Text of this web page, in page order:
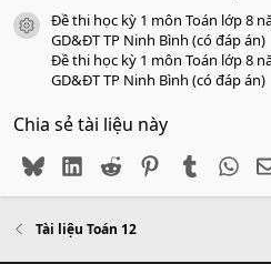
icon tài liệu
Đề thi học kỳ 1 môn Toán lớp 8
GD&ĐT TP Ninh Bình (có đáp án)
Đề thi học kỳ 1 môn Toán lớp 8
GD&ĐT TP Ninh Bình (có đáp án)
Chia sẻ tài liệu này
BlueskyLinkedIn
Reddit PinterestTumblr
Tài liệu Toán 12